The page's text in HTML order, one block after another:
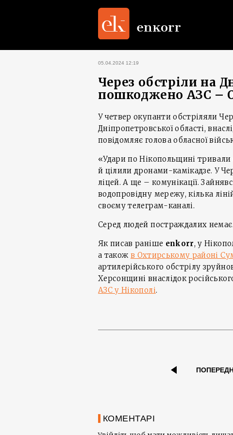
05.04.2024 12:19
Через обстріли на
пошкоджено АЗС –
У четвер окупанти обстріляли
Дніпропетровської області,
повідомляє голова обласної
«Удари по Нікопольщині тривали
й цілили дронами-камікадзе. У
ліцей. А ще – комунікації.
водопровідну мережу, кілька
своєму телеграм-каналі.
Серед людей постраждалих немає.
Як писав раніше enkorr, у
а також в Охтирському районі
артилерійського обстрілу
Херсонщині внаслідок
АЗС у Нікополі.
КОМЕНТАРІ